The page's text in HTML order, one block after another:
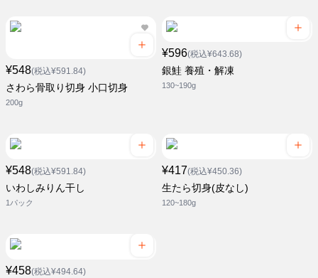
¥548(税込¥591.84)
さわら骨取り切身 小口切身
200g
¥596(税込¥643.68)
銀鮭 養殖・解凍
130~190g
¥548(税込¥591.84)
いわしみりん干し
1パック
¥417(税込¥450.36)
生たら切身(皮なし)
120~180g
¥458(税込¥494.64)